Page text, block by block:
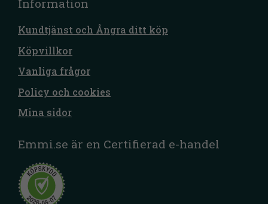
Information
Kundtjänst och Ångra ditt köp
Köpvillkor
Vanliga frågor
Policy och cookies
Mina sidor
Emmi.se är en Certifierad e-handel